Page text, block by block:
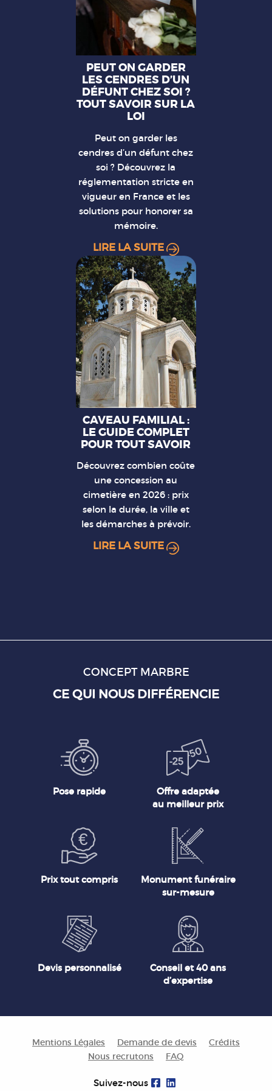
PEUT ON GARDER
LES CENDRES D’UN
DÉFUNT CHEZ SOI ?
TOUT SAVOIR SUR LA
LOI
Peut on garder les
cendres d’un défunt chez
soi ? Découvrez la
réglementation stricte en
vigueur en France et les
solutions pour honorer sa
mémoire.
LIRE LA SUITE
CAVEAU FAMILIAL :
LE GUIDE COMPLET
POUR TOUT SAVOIR
Découvrez combien coûte
une concession au
cimetière en 2026 : prix
selon la durée, la ville et
les démarches à prévoir.
LIRE LA SUITE
CONCEPT MARBRE
CE QUI NOUS DIFFÉRENCIE
Pose rapide
Offre adaptée
au meilleur prix
Prix tout compris
Monument funéraire
sur-mesure
Devis personnalisé
Conseil et 40 ans
d’expertise
Mentions Légales Demande de devis
Crédits
Nous recrutons
FAQ
Suivez-nous